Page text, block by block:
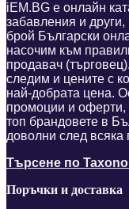
iEM.BG е онлайн
забавления и
брой Български
насочим към
продавач
следим и цените с
най-добрата цена.
промоции и оферти,
топ брандовете в
доволни след всяка
Търсене по
Поръчки и доставка